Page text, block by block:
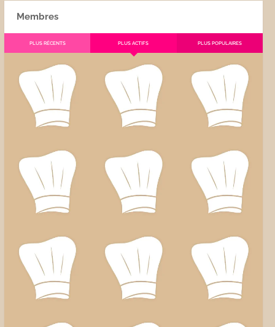
Membres
PLUS RÉCENTS PLUS ACTIFS PLUS POPULAIRES